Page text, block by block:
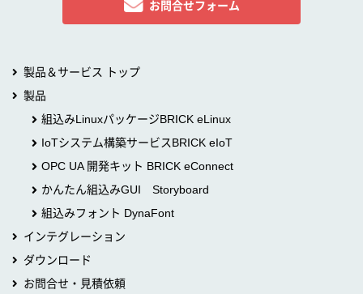
お問合せフォーム
製品＆サービス トップ
製品
組込みLinuxパッケージBRICK eLinux
IoTシステム構築サービスBRICK eIoT
OPC UA 開発キット BRICK eConnect
かんたん組込みGUI Storyboard
組込みフォント DynaFont
インテグレーション
ダウンロード
お問合せ・見積依頼